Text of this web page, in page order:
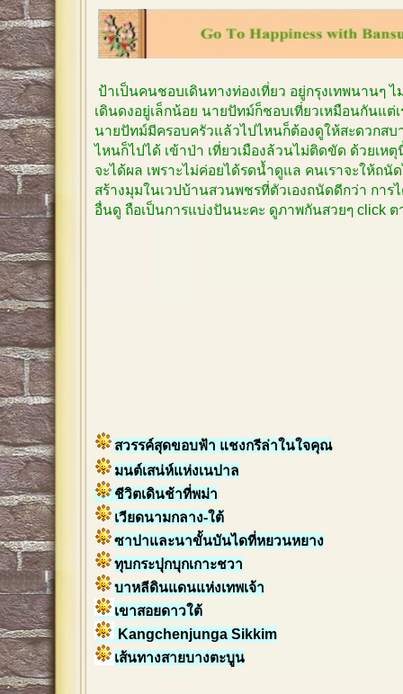
ป้าเป็นคนชอบเดินทางท่องเที่ยว อยู่กรุงเทพนานๆ
เดินดงอยู่เล็กน้อย นายปัทม์ก็ชอบเที่ยวเหมือนกันแต่
นายปัทม์มีครอบครัวแล้วไปไหนก็ต้องดูให้สะดวกส
ไหนก็ไปได้ เข้าป่า เที่ยวเมืองล้วนไม่ติดขัด ด้วยเห
จะได้ผล เพราะไม่ค่อยได้รดน้ำดูแล คนเราจะให้ถนั
สร้างมุมในเวปบ้านสวนพชรที่ตัวเองถนัดดีกว่า การ
อื่นดู ถือเป็นการแบ่งปันนะคะ ดูภาพกันสวยๆ click ต
สวรรค์สุดขอบฟ้า แชงกรีล่าในใจคุณ
มนต์เสน่ห์แห่งเนปาล
ชีวิตเดินช้าที่พม่า
เวียดนามกลาง-ใต้
ซาปาและนาขั้นบันไดที่หยวนหยาง
ทุบกระปุกบุกเกาะชวา
บาหลีดินแดนแห่งเทพเจ้า
เขาสอยดาวใต้
Kangchenjunga Sikkim
เส้นทางสายบางตะบูน